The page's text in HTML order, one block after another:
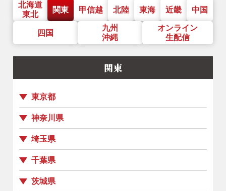
北海道
東北
関東 甲信越 北陸 東海 近畿 中国
四国
九州
沖縄
オンライン
生配信
関東
東京都
神奈川県
埼玉県
千葉県
茨城県